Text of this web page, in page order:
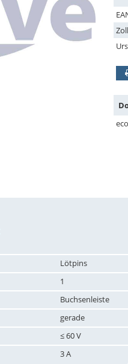
Lötpins
1
Buchsenleiste
gerade
≤ 60 V
3 A